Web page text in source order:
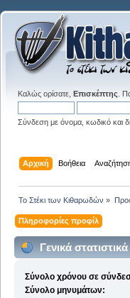
Καλώς ορίσατε, Επισκέπτης .
Σύνδεση με όνομα, κωδικό και
Αρχική Βοήθεια
Το Στέκι των Κιθαρωδών »
Πληροφορίες προφίλ
Γενικά
Σύνολο χρόνου σε
Σύνολο μηνυμάτων: